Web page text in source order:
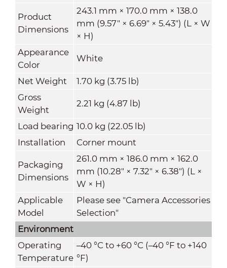
Product
Dimensions
243.1 mm × 170.0 mm × 138.0
mm (9.57" × 6.69" × 5.43") (L × W
× H)
Appearance
Color
White
Net Weight
1.70 kg (3.75 lb)
Gross
Weight
2.21 kg (4.87 lb)
Load bearing 10.0 kg (22.05 lb)
Installation
Corner mount
Packaging
Dimensions
261.0 mm × 186.0 mm × 162.0
mm (10.28" × 7.32" × 6.38") (L ×
W × H)
Applicable
Model
Please see "Camera Accessories
Selection"
Environment
Operating
Temperature
–40 °C to +60 °C (–40 °F to +140
°F)